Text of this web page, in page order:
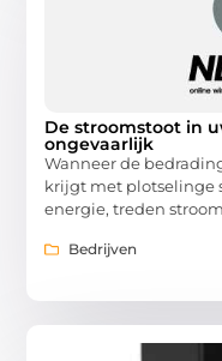
De stroomstoot in
ongevaarlijk
Wanneer de
krijgt met plotselinge
energie, treden
Bedrijven